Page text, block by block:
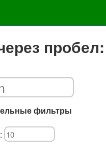
пробел:
фильтры